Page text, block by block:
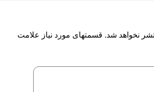
نخواهد شد. قسمتهای مورد نیاز علامت